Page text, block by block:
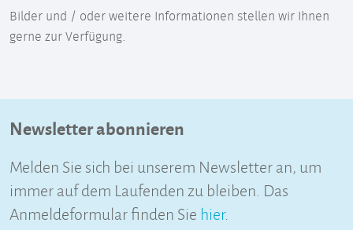
Bilder und / oder weitere Informationen stellen wir Ihnen
gerne zur Verfügung.
Newsletter abonnieren
Melden Sie sich bei unserem Newsletter an, um
immer auf dem Laufenden zu bleiben. Das
Anmeldeformular finden Sie hier.